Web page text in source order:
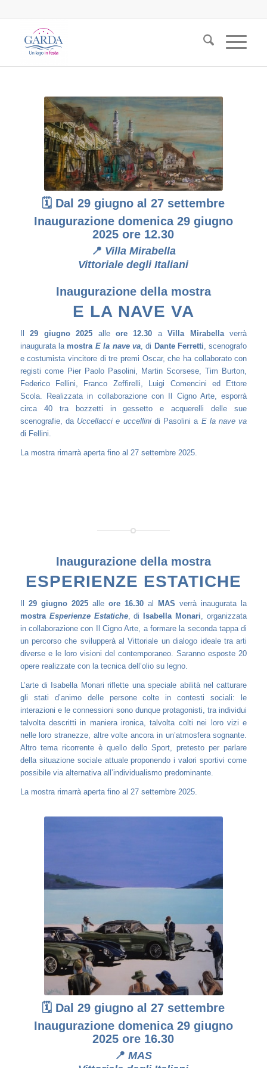
🗓 Dal 29 giugno al 27 settembre
Inaugurazione domenica 29 giugno
2025 ore 12.30
📍 Villa Mirabella
Vittoriale degli Italiani
Inaugurazione della mostra
E LA NAVE VA
29 giugno 2025 alleore 12.30 aVilla Mirabellaverrà
inaugurata la mostra E la nave va, di Dante Ferretti, scenografo
e costumista vincitore di tre premi Oscar, che ha collaborato con
registi come Pier Paolo Pasolini, Martin Scorsese, Tim Burton,
Federico Fellini, Franco Zeffirelli, Luigi Comencini ed Ettore
Scola. Realizzata in collaborazione con Il Cigno Arte, esporrà
circa 40 tra bozzetti in gessetto e acquerelli delle sue
scenografie, da Uccellacci e uccellinidi Pasolini a E la nave va
di Fellini.
La mostra rimarrà aperta fino al 27 settembre 2025.
Inaugurazione della mostra
ESPERIENZE ESTATICHE
29 giugno 2025 alleore 16.30al MAS verrà inaugurata la
mostra Esperienze Estatiche, di Isabella Monari, organizzata
in collaborazione con Il Cigno Arte, a formare la seconda tappa di
un percorso che svilupperà al Vittoriale un dialogo ideale tra arti
diverse e le loro visioni del contemporaneo. Saranno esposte 20
opere realizzate con la tecnica dell’olio su legno.
L’arte di Isabella Monari riflette una speciale abilità nel catturare
gli stati d’animo delle persone colte in contesti sociali: le
interazioni e le connessioni sono dunque protagonisti, tra individui
talvolta descritti in maniera ironica, talvolta colti nei loro vizi e
nelle loro stranezze, altre volte ancora in un’atmosfera sognante.
Altro tema ricorrente è quello dello Sport, pretesto per parlare
della situazione sociale attuale proponendo i valori sportivi come
possibile via alternativa all’individualismo predominante.
La mostra rimarrà aperta fino al 27 settembre 2025.
🗓 Dal 29 giugno al 27 settembre
Inaugurazione domenica 29 giugno
2025 ore 16.30
📍MAS